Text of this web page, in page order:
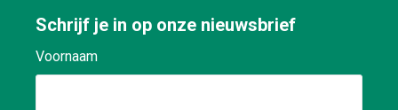
Schrijf je in op onze nieuwsbrief
Voornaam